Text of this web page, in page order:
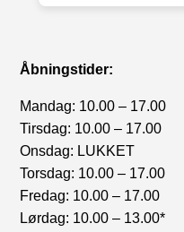
Åbningstider:
Mandag: 10.00 – 17.00
Tirsdag: 10.00 – 17.00
Onsdag: LUKKET
Torsdag: 10.00 – 17.00
Fredag: 10.00 – 17.00
Lørdag: 10.00 – 13.00*